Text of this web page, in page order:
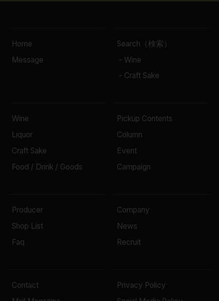
Home
Message
Search（検索）
- Wine
- Craft Sake
Wine
Liquor
Craft Sake
Food / Drink / Goods
Pickup Contents
Column
Event
Campaign
Producer
Shop List
Faq
Company
News
Recruit
Contact
Privacy Policy